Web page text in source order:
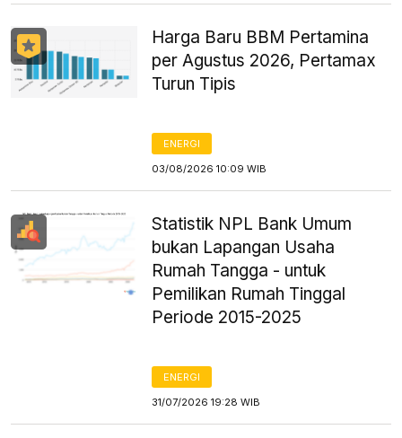
Harga Baru BBM Pertamina
per Agustus 2026, Pertamax
Turun Tipis
ENERGI
03/08/2026 10:09 WIB
Statistik NPL Bank Umum
bukan Lapangan Usaha
Rumah Tangga - untuk
Pemilikan Rumah Tinggal
Periode 2015-2025
ENERGI
31/07/2026 19:28 WIB